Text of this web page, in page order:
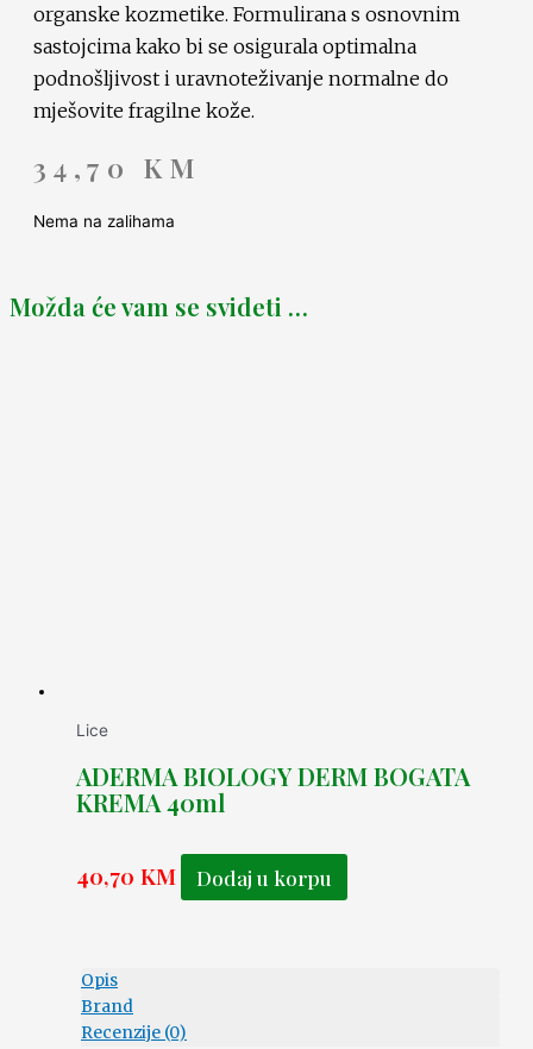
organske kozmetike. Formulirana s osnovnim
sastojcima kako bi se osigurala optimalna
podnošljivost i uravnoteživanje normalne do
mješovite fragilne kože.
34,70 KM
Nema na zalihama
Možda će vam se svideti …
Lice
ADERMA BIOLOGY DERM BOGATA
KREMA 40ml
40,70KM Dodaj u korpu
Opis
Brand
Recenzije (0)